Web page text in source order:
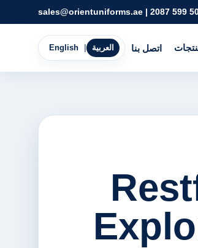
|
sales@orientuniforms.ae
اتصل بنا English العربية